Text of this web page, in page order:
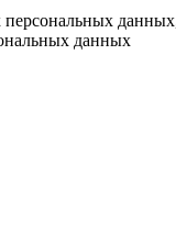
данных